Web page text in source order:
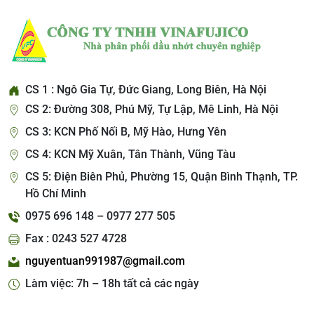
CS 1 : Ngô Gia Tự, Đức Giang, Long Biên, Hà Nội
CS 2: Đường 308, Phú Mỹ, Tự Lập, Mê Linh, Hà Nội
CS 3: KCN Phố Nối B, Mỹ Hào, Hưng Yên
CS 4: KCN Mỹ Xuân, Tân Thành, Vũng Tàu
CS 5: Điện Biên Phủ, Phường 15, Quận Bình Thạnh, TP.
Hồ Chí Minh
0975 696 148 – 0977 277 505
Fax : 0243 527 4728
nguyentuan991987@gmail.com
Làm việc: 7h – 18h tất cả các ngày